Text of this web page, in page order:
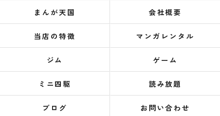
まんが天国 会社概要
当店の特徴 マンガレンタル
ジム ゲーム
ミニ四駆 読み放題
ブログ お問い合わせ